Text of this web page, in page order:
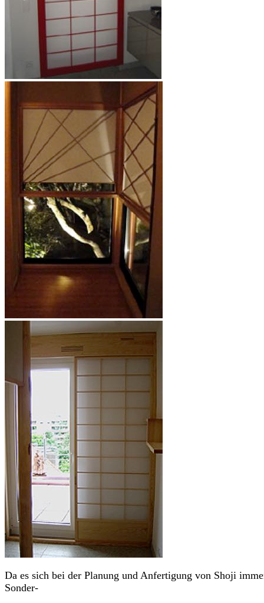
Da es sich bei der Planung und Anfertigung von Shoji
Sonder-